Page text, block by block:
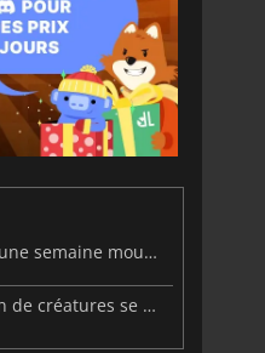
Voidling déjà retiré ? Retour sur une semaine mouvementée
Avec Voidling Bound, la collection de créatures se réinvente